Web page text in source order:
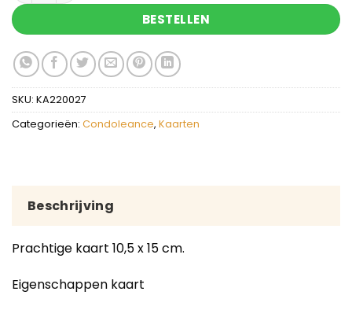
BESTELLEN
SKU: KA220027
Categorieën: Condoleance, Kaarten
Beschrijving
Prachtige kaart 10,5 x 15 cm.
Eigenschappen kaart